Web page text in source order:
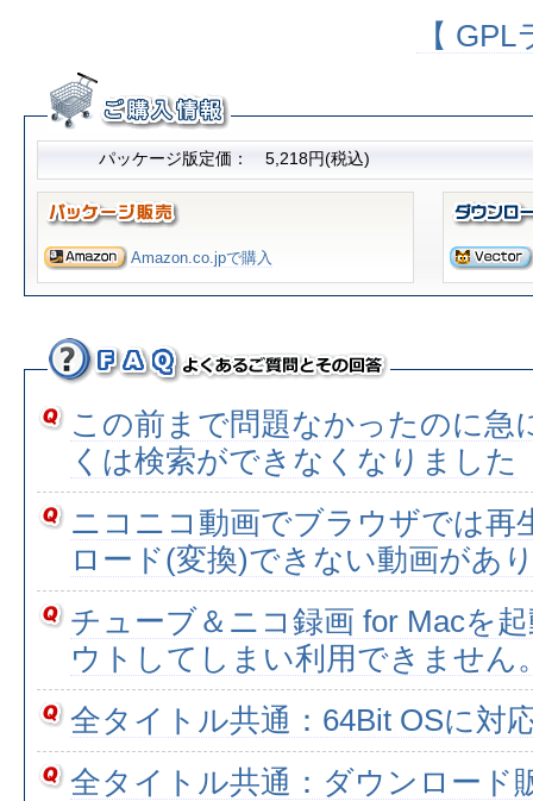
【
パッケージ版定価： 5,218円(税込)
Amazon.co.jpで購入
この前まで問題なかったのに急
くは検索ができなくなりました
ニコニコ動画でブラウザでは再
ロード(変換)できない動画があ
チューブ＆ニコ録画 for Macを
ウトしてしまい利用できません
全タイトル共通：64Bit OSに対
全タイトル共通：ダウンロード